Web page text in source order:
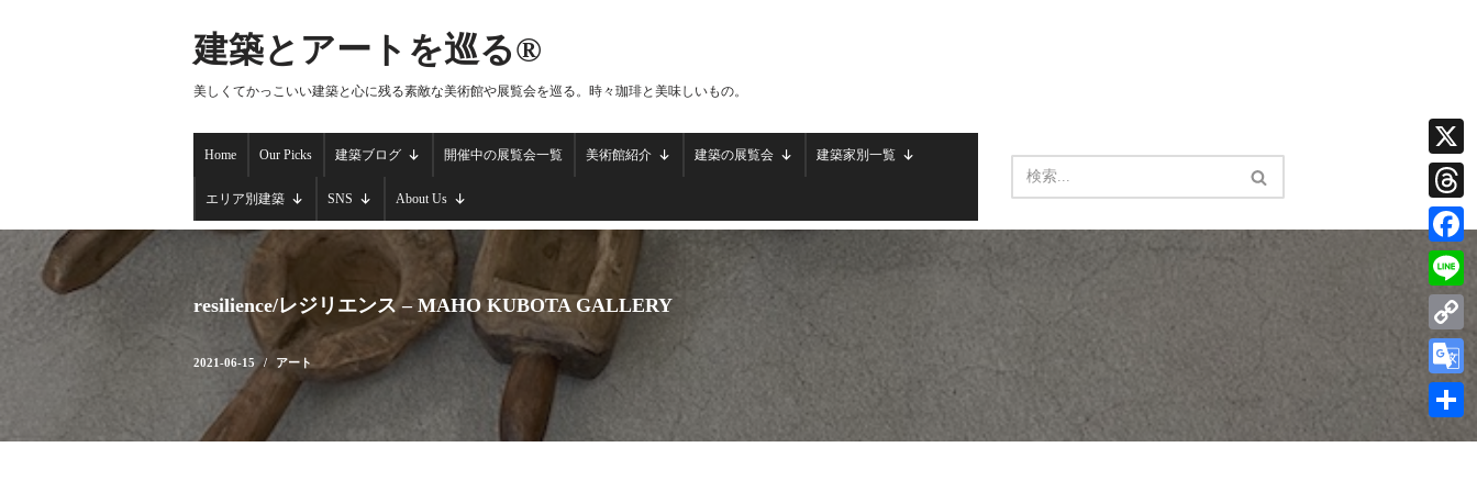
プ
建築とアートを巡る®
美しくてかっこいい建築と心に残る素敵な美術館や展覧会を巡る。時々珈琲と美味しいもの。
Home Our Picks 建築ブログ 開催中の展覧会一覧 美術館紹介 建築の展覧会 建築家別一覧
エリア別建築 SNS About Us
resilience/レジリエンス – MAHO KUBOTA GALLERY
2021-06-15 アート
X
Threads
Line
Copy
Link
Google
共